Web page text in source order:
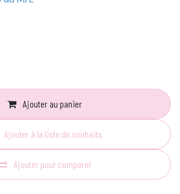
Ajouter au panier
Ajouter pour comparer
Ajouter à la liste de souhaits